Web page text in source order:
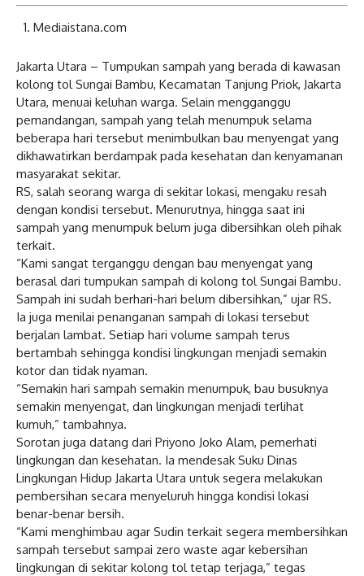
Mediaistana.com
Jakarta Utara – Tumpukan sampah yang berada di kawasan
kolong tol Sungai Bambu, Kecamatan Tanjung Priok, Jakarta
Utara, menuai keluhan warga. Selain mengganggu
pemandangan, sampah yang telah menumpuk selama
beberapa hari tersebut menimbulkan bau menyengat yang
dikhawatirkan berdampak pada kesehatan dan kenyamanan
masyarakat sekitar.
RS, salah seorang warga di sekitar lokasi, mengaku resah
dengan kondisi tersebut. Menurutnya, hingga saat ini
sampah yang menumpuk belum juga dibersihkan oleh pihak
terkait.
“Kami sangat terganggu dengan bau menyengat yang
berasal dari tumpukan sampah di kolong tol Sungai Bambu.
Sampah ini sudah berhari-hari belum dibersihkan,” ujar RS.
Ia juga menilai penanganan sampah di lokasi tersebut
berjalan lambat. Setiap hari volume sampah terus
bertambah sehingga kondisi lingkungan menjadi semakin
kotor dan tidak nyaman.
“Semakin hari sampah semakin menumpuk, bau busuknya
semakin menyengat, dan lingkungan menjadi terlihat
kumuh,” tambahnya.
Sorotan juga datang dari Priyono Joko Alam, pemerhati
lingkungan dan kesehatan. Ia mendesak Suku Dinas
Lingkungan Hidup Jakarta Utara untuk segera melakukan
pembersihan secara menyeluruh hingga kondisi lokasi
benar-benar bersih.
“Kami menghimbau agar Sudin terkait segera membersihkan
sampah tersebut sampai zero waste agar kebersihan
lingkungan di sekitar kolong tol tetap terjaga,” tegas